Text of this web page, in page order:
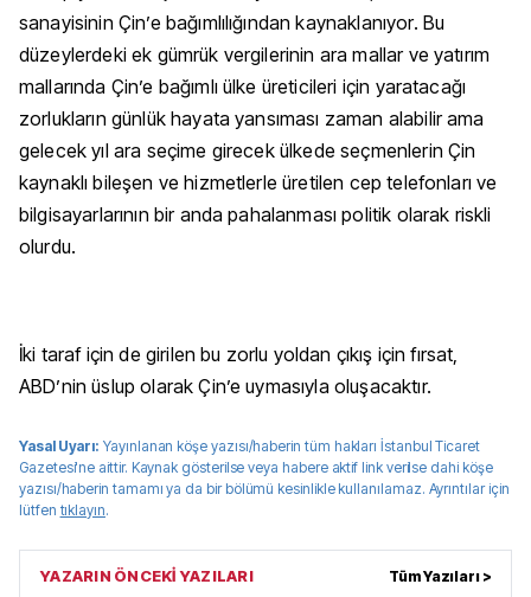
sanayisinin Çin’e bağımlılığından kaynaklanıyor. Bu
düzeylerdeki ek gümrük vergilerinin ara mallar ve yatırım
mallarında Çin’e bağımlı ülke üreticileri için yaratacağı
zorlukların günlük hayata yansıması zaman alabilir ama
gelecek yıl ara seçime girecek ülkede seçmenlerin Çin
kaynaklı bileşen ve hizmetlerle üretilen cep telefonları ve
bilgisayarlarının bir anda pahalanması politik olarak riskli
olurdu.
İki taraf için de girilen bu zorlu yoldan çıkış için fırsat,
ABD’nin üslup olarak Çin’e uymasıyla oluşacaktır.
Yasal Uyarı: Yayınlanan köşe yazısı/haberin tüm haklarıİstanbul Ticaret
Gazetesi'ne aittir. Kaynak gösterilse veya habere aktif link verilse dahi köşe
yazısı/haberin tamamı ya da bir bölümü kesinlikle kullanılamaz. Ayrıntılar için
lütfen tıklayın.
YAZARIN ÖNCEKİ YAZILARI Tüm Yazıları >